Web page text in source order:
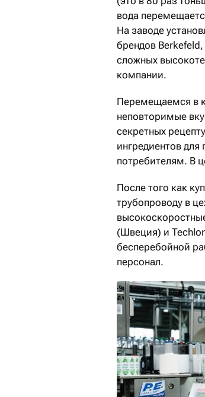
вода
На заводе
брендов
сложных
компании.
Перемещаемся в
неповторимые
секретных
ингредиентов для
потребителям. В
После того как
трубопроводу в
(Швеция) и
бесперебойной
персонал.